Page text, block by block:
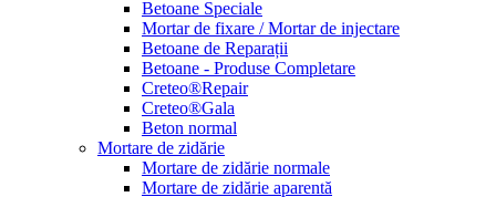
Betoane Speciale
Mortar de fixare / Mortar de injectare
Betoane de Reparații
Betoane - Produse Completare
Creteo®Repair
Creteo®Gala
Beton normal
Mortare de zidărie
Mortare de zidărie normale
Mortare de zidărie aparentă